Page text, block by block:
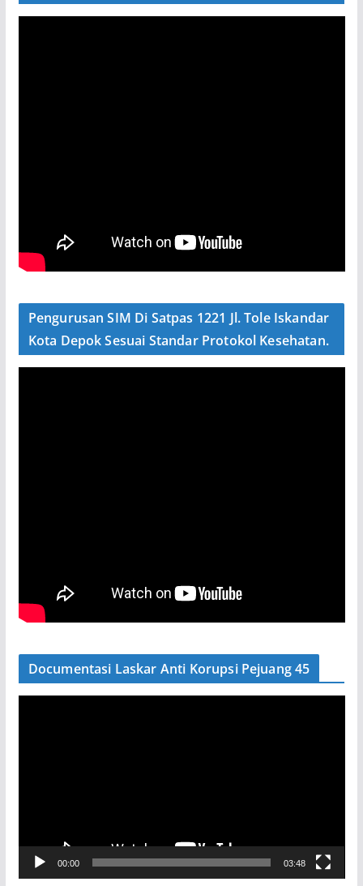
Pengurusan SIM Di Satpas 1221 Jl. Tole Iskandar
Kota Depok Sesuai Standar Protokol Kesehatan.
Documentasi Laskar Anti Korupsi Pejuang 45
V
00:00 03:48